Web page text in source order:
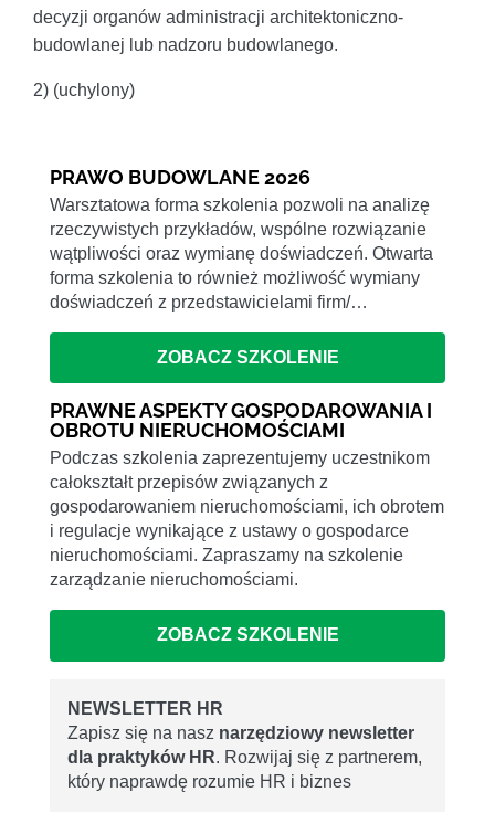
decyzji organów administracji architektoniczno-
budowlanej lub nadzoru budowlanego.
2) (uchylony)
PRAWO BUDOWLANE 2026
Warsztatowa forma szkolenia pozwoli na analizę
rzeczywistych przykładów, wspólne rozwiązanie
wątpliwości oraz wymianę doświadczeń. Otwarta
forma szkolenia to również możliwość wymiany
doświadczeń z przedstawicielami firm/…
ZOBACZ SZKOLENIE
PRAWNE ASPEKTY GOSPODAROWANIA I
OBROTU NIERUCHOMOŚCIAMI
Podczas szkolenia zaprezentujemy uczestnikom
całokształt przepisów związanych z
gospodarowaniem nieruchomościami, ich obrotem
i regulacje wynikające z ustawy o gospodarce
nieruchomościami. Zapraszamy na szkolenie
zarządzanie nieruchomościami.
ZOBACZ SZKOLENIE
NEWSLETTER HR
Zapisz się na nasz narzędziowy newsletter
dla praktyków HR. Rozwijaj się z partnerem,
który naprawdę rozumie HR i biznes